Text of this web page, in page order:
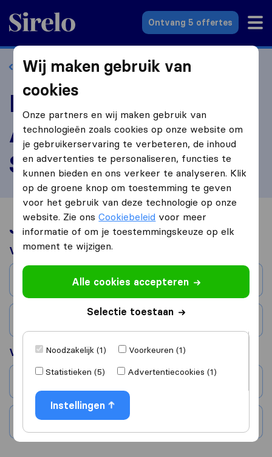
Sirelo.nl
Ontvang 5 offertes
Terug naar profiel
Beoordeel
Amsterdamse Verhuis
Service
Jouw verhuiservaring
Verhuisd van
Verhuisd naar
Land
Wij maken gebruik van
cookies
Onze partners en wij maken gebruik van
technologieën zoals cookies op onze website om
je gebruikerservaring te verbeteren, de inhoud
en advertenties te personaliseren, functies te
kunnen bieden en ons verkeer te analyseren. Klik
op de groene knop om toestemming te geven
voor het gebruik van deze technologie op onze
website. Zie onsCookiebeleid voor meer
informatie of om je toestemmingskeuze op elk
moment te wijzigen.
Alle cookies accepteren
Selectie toestaan
Noodzakelijk (1)
Voorkeuren (1)
Statistieken (5)
Advertentiecookies (1)
Instellingen